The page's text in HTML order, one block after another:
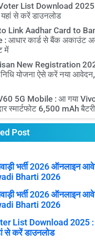
List Download 2025 :
से करें डाउनलोड
Link Aadhar Card to
: आधार कार्ड से बैंक अकाउंट
में
New Registration
निधि योजना ऐसे करें नया
5G Mobile : आ गया
स्मार्टफोट 6,500 mAh
Post
भर्ती 2026 ऑनलाइन
Bharti 2026
भर्ती 2026 ऑनलाइन
Bharti 2026
List Download 2025 :
से करें डाउनलोड